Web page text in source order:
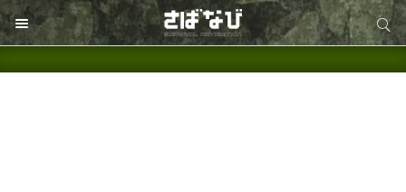
サイト内検索
サイト内検索